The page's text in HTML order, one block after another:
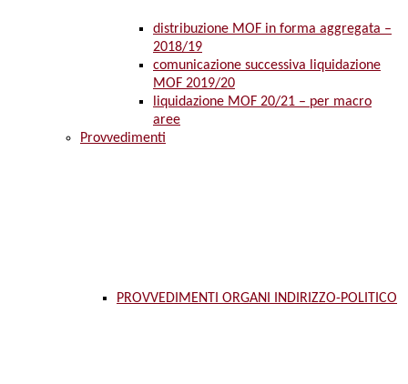
distribuzione MOF in forma aggregata –
2018/19
comunicazione successiva liquidazione
MOF 2019/20
liquidazione MOF 20/21 – per macro
aree
Provvedimenti
PROVVEDIMENTI ORGANI INDIRIZZO-POLITICO